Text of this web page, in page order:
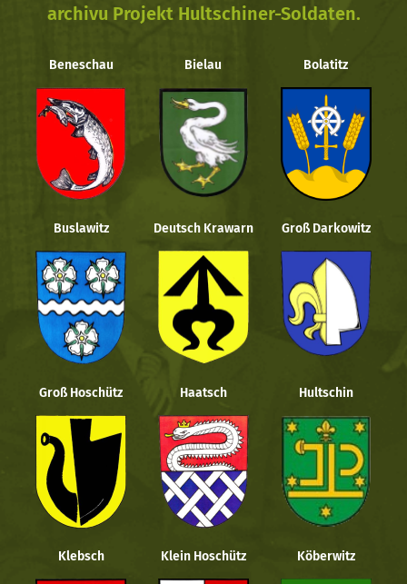
archivu Projekt Hultschiner-Soldaten.
Beneschau Bielau Bolatitz
Buslawitz Deutsch Krawarn Groß Darkowitz
Groß Hoschütz Haatsch Hultschin
Klebsch Klein Hoschütz Köberwitz